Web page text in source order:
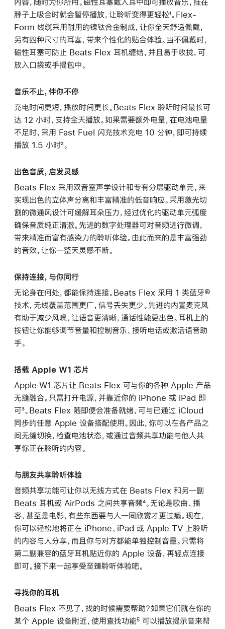
内容，随时为你所用。磁性耳塞戴入耳中即可播放音乐，挂在
脖子上吸合时就会暂停播放，让聆听变得更轻松¹。Flex-
Form 线缆采用耐用的镍钛合金制成，让你全天舒适佩戴，
另有四种尺寸的耳塞，带来个性化的贴合体验。当不佩戴时，
磁性耳塞可防止 Beats Flex 耳机缠结，并且易于收拢，可
放入口袋或手提包中。
音乐不止，伴你不停
充电时间更短，播放时间更长。Beats Flex 聆听时间最长可
达 12 小时，支持全天播放。如果需要额外电量，在电池电量
不足时，采用 Fast Fuel 闪充技术充电 10 分钟，即可持续
播放 1.5 小时²。
出色音质，启发灵感
Beats Flex 采用双音室声学设计和专有分层驱动单元，来
实现出色的立体声分离和丰富精准的低音响应。采用激光切
割的微通风设计可缓解耳朵压力，经过优化的驱动单元弧度
确保音质纯正清澈。先进的数字处理器可对音频进行微调，
带来精准而富有感染力的聆听体验。由此而来的是丰富强劲
的音效，让你一整天灵感不断。
保持连接，与你同行
无论身在何处，都能保持连接。Beats Flex 采用 1 类蓝牙®
技术，无线覆盖范围更广，信号丢失更少。先进的内置麦克风
有助于减少风噪，让语音更清晰，通话性能更出色。耳机上的
按钮让你能够调节音量和控制音乐、接听电话或激活语音助
手。
搭载 Apple W1 芯片
Apple W1 芯片让 Beats Flex 可与你的各种 Apple 产品
无缝融合。只需打开电源，并靠近你的 iPhone 或 iPad 即
可³。Beats Flex 随即便会准备就绪，可与已通过 iCloud
同步的任意 Apple 设备搭配使用。因此，你可以在各产品之
间无缝切换，检查电池状态，或通过音频共享功能与他人共
享你正在聆听的内容。
与朋友共享聆听体验
音频共享功能可让你以无线方式在 Beats Flex 和另一副
Beats 耳机或 AirPods 之间共享音频⁴。无论是歌曲、播
客，甚至是电影，有些东西要与人一同欣赏才更过瘾。现在，
你可以轻松地将正在 iPhone、iPad 或 Apple TV 上聆听
的内容与人分享，而且你与对方都能单独控制音量。只需将
第二副兼容的蓝牙耳机贴近你的 Apple 设备，再轻点连接
即可。接下来一起享受至臻聆听体验吧。
寻找你的耳机
Beats Flex 不见了，找的时候需要帮助？如果它们就在你的
某个 Apple 设备附近，使用查找功能5 可以播放提示音来帮